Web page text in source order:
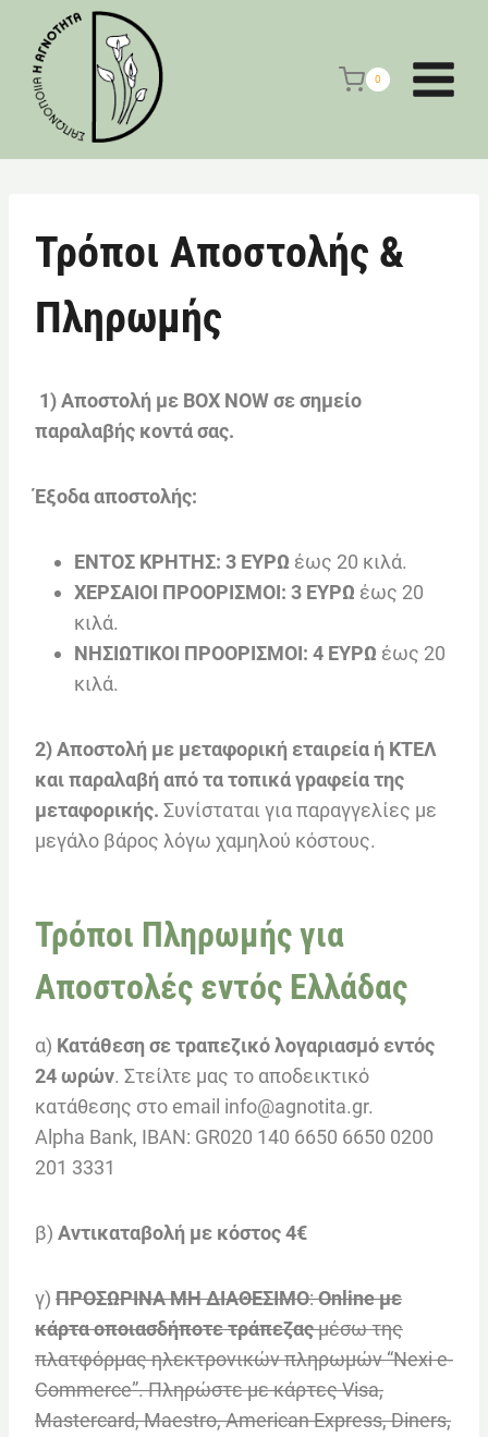
content
0
Τρόποι Αποστολής &
Πληρωμής
1) Αποστολή με BOX NOW σε σημείο
παραλαβής κοντά σας.
Έξοδα αποστολής:
ΕΝΤΟΣ ΚΡΗΤΗΣ: 3 ΕΥΡΩ έως 20 κιλά.
ΧΕΡΣΑΙΟΙ ΠΡΟΟΡΙΣΜΟΙ: 3 ΕΥΡΩ έως 20
κιλά.
ΝΗΣΙΩΤΙΚΟΙ ΠΡΟΟΡΙΣΜΟΙ: 4 ΕΥΡΩ έως 20
κιλά.
2) Αποστολή με μεταφορική εταιρεία ή ΚΤΕΛ
και παραλαβή από τα τοπικά γραφεία της
μεταφορικής. Συνίσταται για παραγγελίες με
μεγάλο βάρος λόγω χαμηλού κόστους.
Τρόποι Πληρωμής για
Αποστολές εντός Ελλάδας
α) Κατάθεση σε τραπεζικό λογαριασμό εντός
24 ωρών. Στείλτε μας το αποδεικτικό
κατάθεσης στο email info@agnotita.gr.
Alpha Bank, IBAN: GR020 140 6650 6650 0200
201 3331
β) Αντικαταβολή με κόστος 4€
γ) ΠΡΟΣΩΡΙΝΑ ΜΗ ΔΙΑΘΕΣΙΜΟ:Online με
κάρτα οποιασδήποτε τράπεζαςμέσω της
πλατφόρμας ηλεκτρονικών πληρωμών “Nexi e-
Commerce”. Πληρώστε με κάρτες Visa,
Mastercard, Maestro, American Express, Diners,